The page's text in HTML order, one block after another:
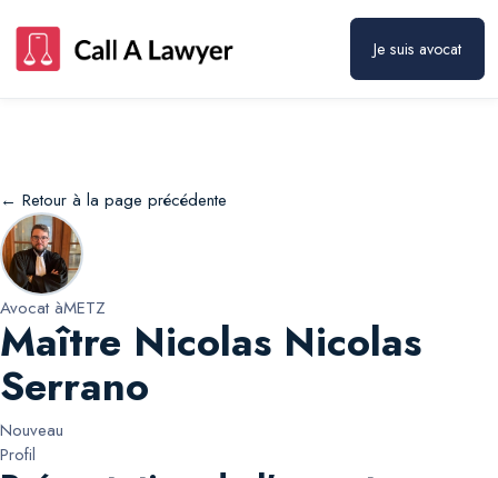
Je suis avocat
← Retour à la page précédente
Avocat àMETZ
Maître Nicolas Nicolas
Serrano
Nouveau
Profil